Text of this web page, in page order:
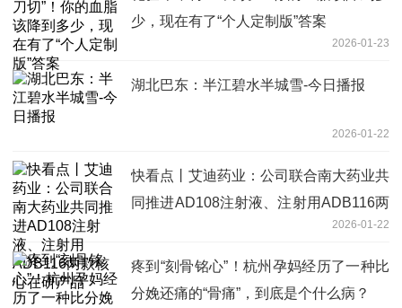
少，现在有了“个人定制版”答案
2026-01-23
湖北巴东：半江碧水半城雪-今日播报
2026-01-22
快看点丨艾迪药业：公司联合南大药业共
同推进AD108注射液、注射用ADB116两
2026-01-22
疼到“刻骨铭心”！杭州孕妈经历了一种比
分娩还痛的“骨痛”，到底是个什么病？